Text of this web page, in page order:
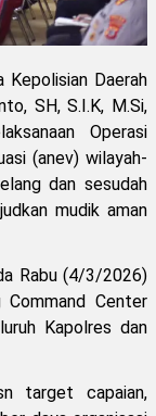
Daerah
SH, S.I.K, M.Si,
Operasi
(anev) wilayah-
dan sesudah
mudik aman
Rabu (4/3/2026)
Center
Kapolres dan
target capaian,